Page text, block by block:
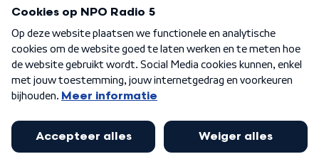
Aanmelden
Algemene voorwaarden